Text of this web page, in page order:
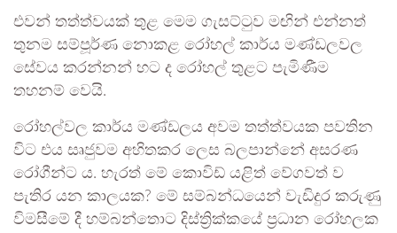
එවන් තත්ත්වයක් තුළ මෙම ගැසට්ටුව මඟින් එන්නත්
තුනම සම්පූර්ණ නොකළ රෝහල් කාර්ය මණ්ඩලවල
සේවය කරන්නන් හට ද රෝහල් තුළට පැමිණීම
තහනම් වෙයි.
රෝහල්වල කාර්ය මණ්ඩලය අවම තත්ත්වයක පවතින
විට එය සෘජුවම අහිතකර ලෙස බලපාන්නේ අසරණ
රෝගීන්ට ය. හැරත් මේ කොවිඩ් යළිත් වේගවත් ව
පැතිර යන කාලයක? මේ සම්බන්ධයෙන් වැඩිදුර කරුණු
විමසීමේ දී හම්බන්තොට දිස්ත්‍රික්කයේ ප්‍රධාන රෝහලක